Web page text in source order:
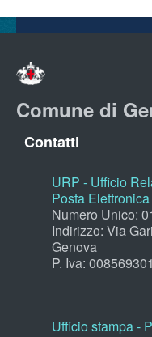
Comune di
Contatti
URP - Ufficio
Posta
Numero Unico:
Indirizzo: Via
Genova
P. Iva:
Ufficio stampa -